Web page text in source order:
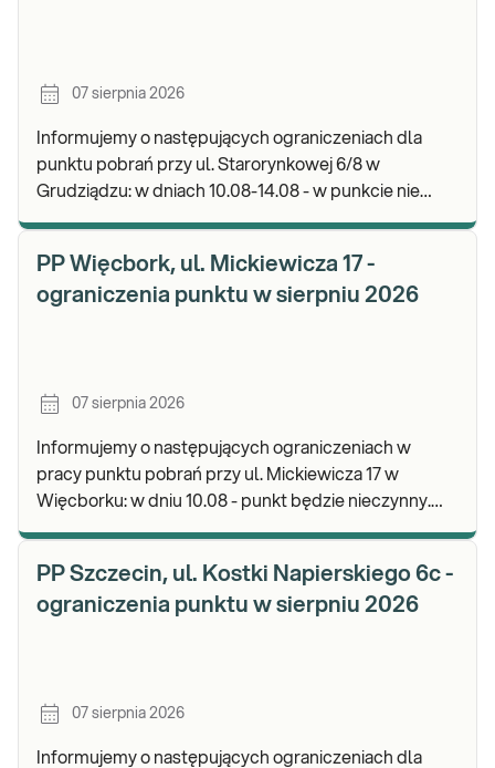
07 sierpnia 2026
Informujemy o następujących ograniczeniach dla
punktu pobrań przy ul. Starorynkowej 6/8 w
Grudziądzu: w dniach 10.08-14.08 - w punkcie nie
PP Więcbork, ul. Mickiewicza 17 -
ograniczenia punktu w sierpniu 2026
07 sierpnia 2026
Informujemy o następujących ograniczeniach w
pracy punktu pobrań przy ul. Mickiewicza 17 w
Więcborku: w dniu 10.08 - punkt będzie nieczynny.
PP Szczecin, ul. Kostki Napierskiego 6c -
ograniczenia punktu w sierpniu 2026
07 sierpnia 2026
Informujemy o następujących ograniczeniach dla